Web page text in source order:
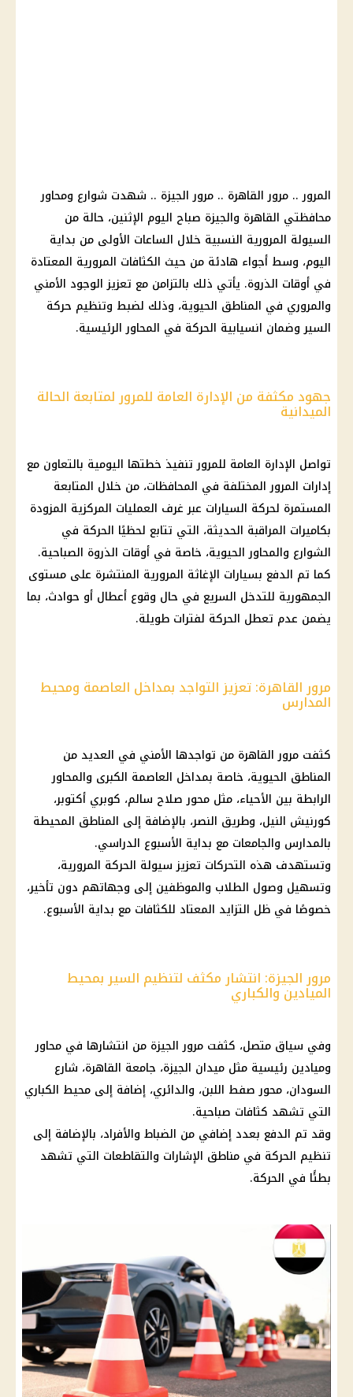
المرور .. مرور القاهرة .. مرور الجيزة .. شهدت شوارع ومحاور
محافظتي القاهرة والجيزة صباح اليوم الإثنين، حالة من
السيولة المرورية النسبية خلال الساعات الأولى من بداية
اليوم، وسط أجواء هادئة من حيث الكثافات المرورية المعتادة
في أوقات الذروة. يأتي ذلك بالتزامن مع تعزيز الوجود الأمني
والمروري في المناطق الحيوية، وذلك لضبط وتنظيم حركة
السير وضمان انسيابية الحركة في المحاور الرئيسية.
جهود مكثفة من الإدارة العامة للمرور لمتابعة الحالة
الميدانية
تواصل الإدارة العامة للمرور تنفيذ خطتها اليومية بالتعاون مع
إدارات المرور المختلفة في المحافظات، من خلال المتابعة
المستمرة لحركة السيارات عبر غرف العمليات المركزية المزودة
بكاميرات المراقبة الحديثة، التي تتابع لحظيًا الحركة في
الشوارع والمحاور الحيوية، خاصة في أوقات الذروة الصباحية.
كما تم الدفع بسيارات الإغاثة المرورية المنتشرة على مستوى
الجمهورية للتدخل السريع في حال وقوع أعطال أو حوادث، بما
يضمن عدم تعطل الحركة لفترات طويلة.
مرور القاهرة: تعزيز التواجد بمداخل العاصمة ومحيط
المدارس
كثفت مرورالقاهرة من تواجدها الأمني في العديد من
المناطق الحيوية، خاصة بمداخل العاصمة الكبرى والمحاور
الرابطة بين الأحياء، مثل محور صلاح سالم، كوبري أكتوبر،
كورنيش النيل، وطريق النصر، بالإضافة إلى المناطق المحيطة
بالمدارس والجامعات مع بداية الأسبوع الدراسي.
وتستهدف هذه التحركات تعزيز سيولة الحركة المرورية،
وتسهيل وصول الطلاب والموظفين إلى وجهاتهم دون تأخير،
خصوصًا في ظل التزايد المعتاد للكثافات مع بداية الأسبوع.
مرور الجيزة: انتشار مكثف لتنظيم السير بمحيط
الميادين والكباري
وفي سياق متصل، كثفت مرور الجيزة من انتشارها في محاور
وميادين رئيسية مثل ميدان الجيزة، جامعة القاهرة، شارع
السودان، محور صفط اللبن، والدائري، إضافة إلى محيط الكباري
التي تشهد كثافات صباحية.
وقد تم الدفع بعدد إضافي من الضباط والأفراد، بالإضافة إلى
تنظيم الحركة في مناطق الإشارات والتقاطعات التي تشهد
بطئًا في الحركة.